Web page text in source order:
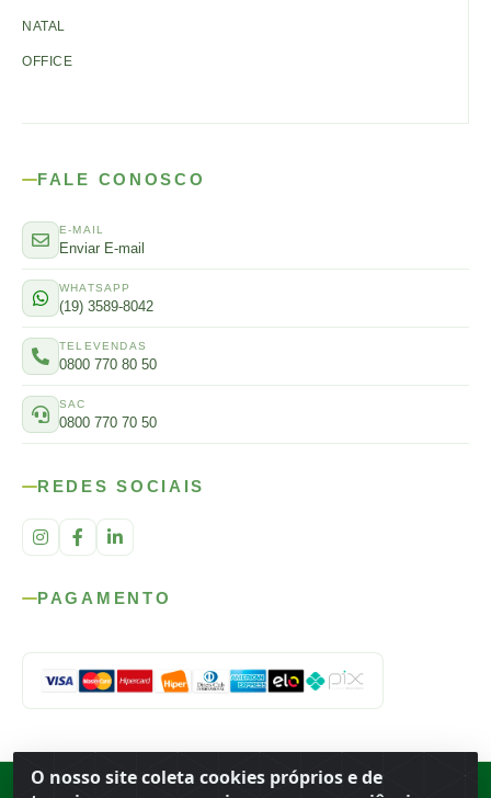
O nosso site coleta cookies próprios e de
NATAL
OFFICE
FALE CONOSCO
E-MAIL
Enviar E-mail
WHATSAPP
(19) 3589-8042
TELEVENDAS
0800 770 80 50
SAC
0800 770 70 50
REDES SOCIAIS
PAGAMENTO
Porto Ferreira ·BR